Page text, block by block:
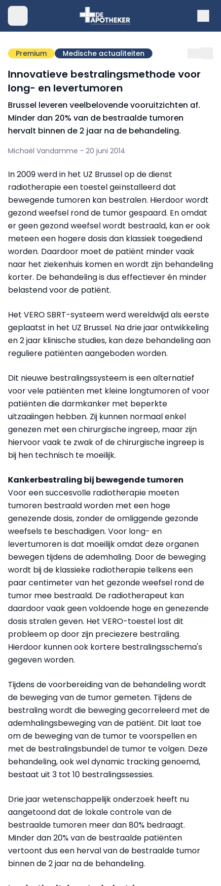
Premium Medische actualiteiten
Innovatieve bestralingsmethode voor
long- en levertumoren
Brussel leveren veelbelovende vooruitzichten af.
Minder dan 20% van de bestraalde tumoren
hervalt binnen de 2 jaar na de behandeling.
Michaël Vandamme - 20 juni 2014
In 2009 werd in het UZ Brussel op de dienst
radiotherapie een toestel geïnstalleerd dat
bewegende tumoren kan bestralen. Hierdoor wordt
gezond weefsel rond de tumor gespaard. En omdat
er geen gezond weefsel wordt bestraald, kan er ook
meteen een hogere dosis dan klassiek toegediend
worden. Daardoor moet de patiënt minder vaak
naar het ziekenhuis komen en wordt zijn behandeling
korter. De behandeling is dus effectiever én minder
belastend voor de patiënt.
Het VERO SBRT-systeem werd wereldwijd als eerste
geplaatst in het UZ Brussel. Na drie jaar ontwikkeling
en 2 jaar klinische studies, kan deze behandeling aan
reguliere patiënten aangeboden worden.
Dit nieuwe bestralingssysteem is een alternatief
voor vele patiënten met kleine longtumoren of voor
patiënten die darmkanker met beperkte
uitzaaiingen hebben. Zij kunnen normaal enkel
genezen met een chirurgische ingreep, maar zijn
hiervoor vaak te zwak of de chirurgische ingreep is
bij hen technisch te moeilijk.
Kankerbestraling bij bewegende tumoren
Voor een succesvolle radiotherapie moeten
tumoren bestraald worden met een hoge
genezende dosis, zonder de omliggende gezonde
weefsels te beschadigen. Voor long- en
levertumoren is dat moeilijk omdat deze organen
bewegen tijdens de ademhaling. Door de beweging
wordt bij de klassieke radiotherapie telkens een
paar centimeter van het gezonde weefsel rond de
tumor mee bestraald. De radiotherapeut kan
daardoor vaak geen voldoende hoge en genezende
dosis stralen geven. Het VERO-toestel lost dit
probleem op door zijn preciezere bestraling.
Hierdoor kunnen ook kortere bestralingsschema's
gegeven worden.
Tijdens de voorbereiding van de behandeling wordt
de beweging van de tumor gemeten. Tijdens de
bestraling wordt die beweging gecorreleerd met de
ademhalingsbeweging van de patiënt. Dit laat toe
om de beweging van de tumor te voorspellen en
met de bestralingsbundel de tumor te volgen. Deze
behandeling, ook wel dynamic tracking genoemd,
bestaat uit 3 tot 10 bestralingssessies.
Drie jaar wetenschappelijk onderzoek heeft nu
aangetoond dat de lokale controle van de
bestraalde tumoren meer dan 80% bedraagt.
Minder dan 20% van de bestraalde patiënten
vertoont dus een herval van de bestraalde tumor
binnen de 2 jaar na de behandeling.